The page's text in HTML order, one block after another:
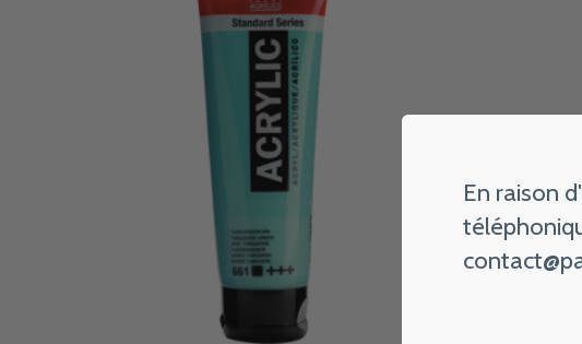
En raison